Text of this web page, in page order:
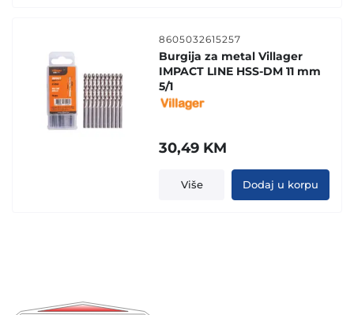
8605032615257
Burgija za metal Villager
IMPACT LINE HSS-DM 11 mm
5/1
30,49 KM
Više Dodaj u korpu